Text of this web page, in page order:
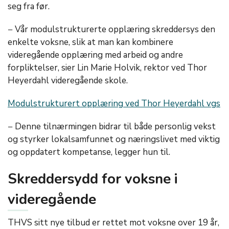
seg fra før.
− Vår modulstrukturerte opplæring skreddersys den
enkelte voksne, slik at man kan kombinere
videregående opplæring med arbeid og andre
forpliktelser, sier Lin Marie Holvik, rektor ved Thor
Heyerdahl videregående skole.
Modulstrukturert opplæring ved Thor Heyerdahl vgs
− Denne tilnærmingen bidrar til både personlig vekst
og styrker lokalsamfunnet og næringslivet med viktig
og oppdatert kompetanse, legger hun til.
Skreddersydd for voksne i
videregående
THVS sitt nye tilbud er rettet mot voksne over 19 år,